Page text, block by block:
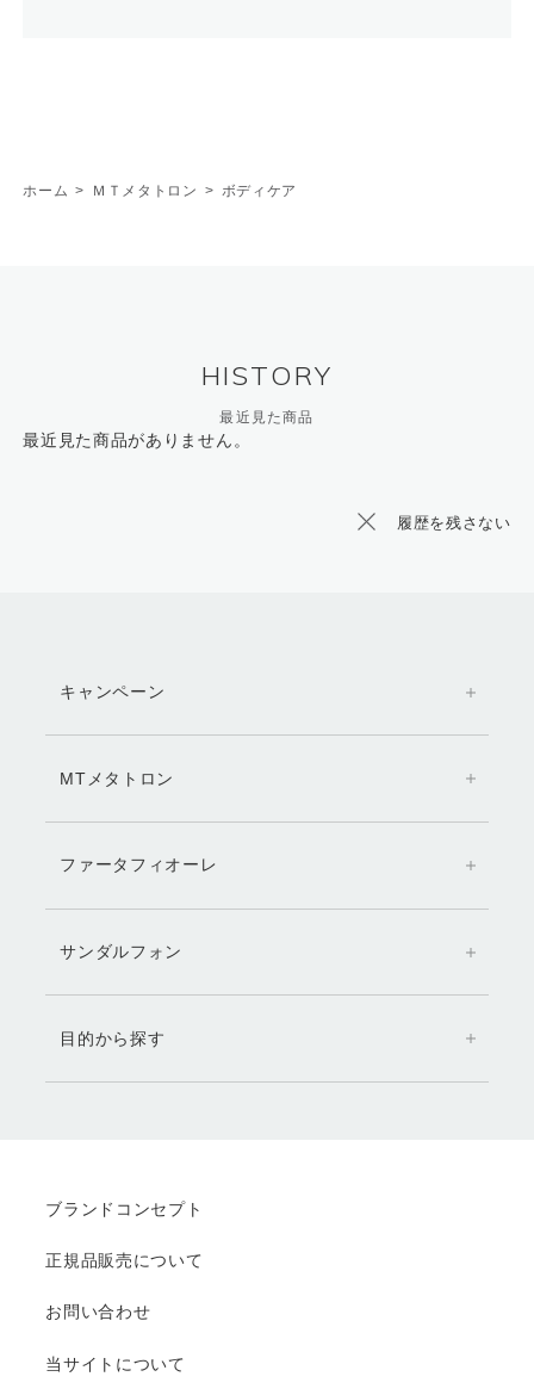
ホーム > ＭＴメタトロン > ボディケア
HISTORY
最近見た商品
最近見た商品がありません。
履歴を残さない
キャンペーン
MTメタトロン
ファータフィオーレ
サンダルフォン
目的から探す
ブランドコンセプト
正規品販売について
お問い合わせ
当サイトについて